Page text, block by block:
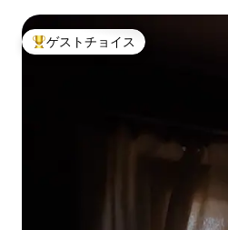
大好評のゲストチョイスです。
ゲストチョイス